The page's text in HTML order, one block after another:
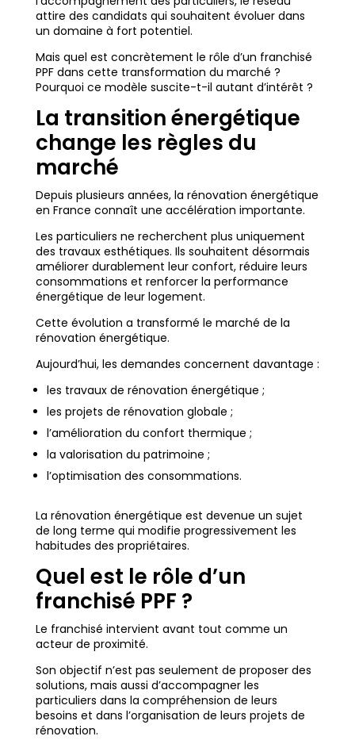
attire des candidats qui souhaitent évoluer dans
un domaine à fort potentiel.
Mais quel est concrètement le rôle d’un franchisé
PPF dans cette transformation du marché ?
Pourquoi ce modèle suscite-t-il autant d’intérêt ?
La transition énergétique
change les règles du
marché
Depuis plusieurs années, la rénovation énergétique
en France connaît une accélération importante.
Les particuliers ne recherchent plus uniquement
des travaux esthétiques. Ils souhaitent désormais
améliorer durablement leur confort, réduire leurs
consommations et renforcer la performance
énergétique de leur logement.
Cette évolution a transformé le marché de la
rénovation énergétique.
Aujourd’hui, les demandes concernent davantage :
les travaux de rénovation énergétique ;
les projets de rénovation globale ;
l’amélioration du confort thermique ;
la valorisation du patrimoine ;
l’optimisation des consommations.
La rénovation énergétique est devenue un sujet
de long terme qui modifie progressivement les
habitudes des propriétaires.
Quel est le rôle d’un
franchisé PPF ?
Le franchisé intervient avant tout comme un
acteur de proximité.
Son objectif n’est pas seulement de proposer des
solutions, mais aussi d’accompagner les
particuliers dans la compréhension de leurs
besoins et dans l’organisation de leurs projets de
rénovation.